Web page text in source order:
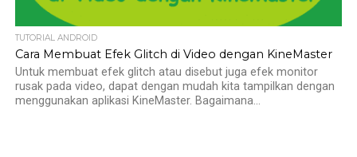
TUTORIAL ANDROID
Cara Membuat Efek Glitch di Video dengan KineMaster
Untuk membuat efek glitch atau disebut juga efek monitor
rusak pada video, dapat dengan mudah kita tampilkan dengan
menggunakan aplikasi KineMaster. Bagaimana...